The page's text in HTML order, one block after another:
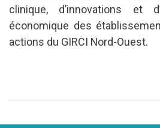
clinique, d’innovations et
économique des
actions du GIRCI Nord-Ouest.